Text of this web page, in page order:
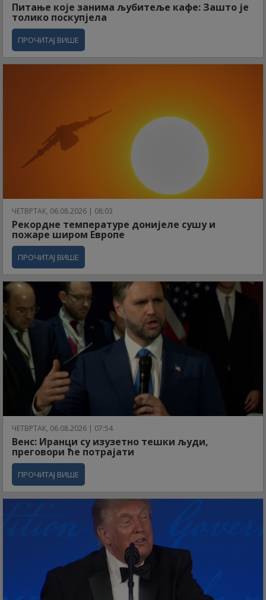
Питање које занима љубитеље кафе: Зашто је
толико поскупјела
ПРОЧИТАЈ ВИШЕ
ЧЕТВРТАК, 06.08.2026 | 08:03
Рекордне температуре донијеле сушу и
пожаре широм Европе
ПРОЧИТАЈ ВИШЕ
ЧЕТВРТАК, 06.08.2026 | 07:54
Венс: Иранци су изузетно тешки људи,
преговори ће потрајати
ПРОЧИТАЈ ВИШЕ